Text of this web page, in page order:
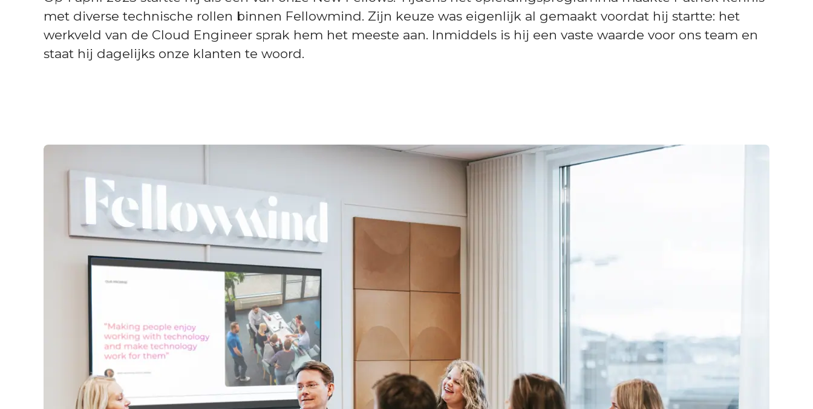
met diverse technische rollen binnen Fellowmind. Zijn keuze was eigenlijk al gemaakt voordat hij startte: het
werkveld van de Cloud Engineer sprak hem het meeste aan. Inmiddels is hij een vaste waarde voor ons team en
staat hij dagelijks onze klanten te woord.